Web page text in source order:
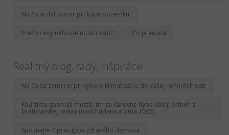
Na čo si dať pozor pri kúpe pozemku
Prečo ceny nehnuteľnosti rastú? Čo je anuita
Realitný blog, rady, inšpirácie
Na čo sa zamerať pri výbere klimatizácie do vašej nehnuteľnosti
Keď zima spomalí mesto, trh sa čarovne hýbe ďalej: príbeh z
bratislavskej reality (nadchádajúca zima 2025)
Spoznajte 7 princípov zdravého domova